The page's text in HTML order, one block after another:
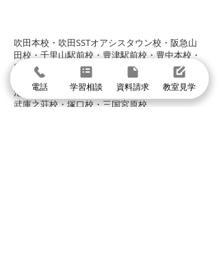
​吹田本校・吹田SSTオアシスタウン校・阪急山
田校・千里山駅前校・豊津駅前校・豊中本校・
豊中緑丘校・東豊中泉丘校・曽根服部校・
緑地公園駅前校・箕面駅前校・箕面小野原校・
池田校・石橋校・千里丘校・茨木校・高槻校・
武庫之荘校・塚口校・三国宮原校
電話 学習相談 資料請求 教室見学